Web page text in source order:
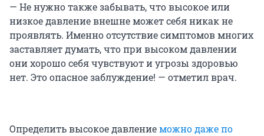
— Не нужно также забывать, что высокое или
низкое давление внешне может себя никак не
проявлять. Именно отсутствие симптомов многих
заставляет думать, что при высоком давлении
они хорошо себя чувствуют и угрозы здоровью
нет. Это опасное заблуждение! — отметил врач.
Определить высокое давлениеможно даже по